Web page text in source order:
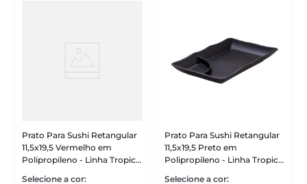
Prato Para Sushi Retangular
11,5x19,5 Vermelho em
Polipropileno - Linha Tropical
Prato Para Sushi Retangular
11,5x19,5 Preto em
Polipropileno - Linha Tropical